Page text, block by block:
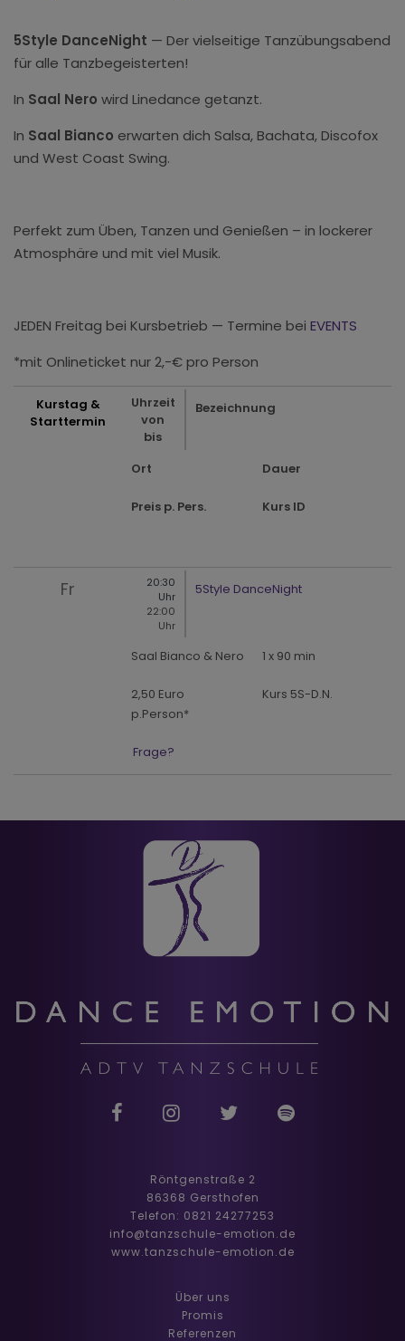
5Style DanceNight — Der vielseitige Tanzübungsabend
für alle Tanzbegeisterten!
In Saal Nero wird Linedance getanzt.
In Saal Bianco erwarten dich Salsa, Bachata, Discofox
und West Coast Swing.
Perfekt zum Üben, Tanzen und Genießen – in lockerer
Atmosphäre und mit viel Musik.
JEDEN Freitag bei Kursbetrieb — Termine bei EVENTS
*mit Onlineticket nur 2,-€ pro Person
Kurstag &
Starttermin
Uhrzeit
von
bis
Bezeichnung
Ort Dauer
Preis p. Pers. Kurs ID
Fr
20:30
Uhr
22:00
Uhr
5Style DanceNight
Saal Bianco & Nero 1 x 90 min
2,50 Euro
p.Person*
Kurs 5S-D.N.
Frage?
Röntgenstraße 2
86368 Gersthofen
Telefon: 0821 24277253
info@tanzschule-emotion.de
www.tanzschule-emotion.de
Über uns
Promis
Referenzen